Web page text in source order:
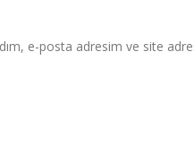
e-posta adresim ve site